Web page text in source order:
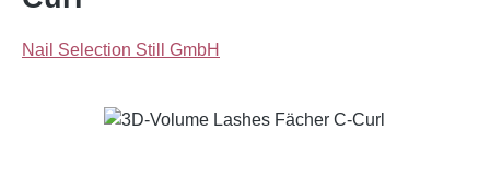
Nail Selection Still GmbH
Bildergalerie überspringen